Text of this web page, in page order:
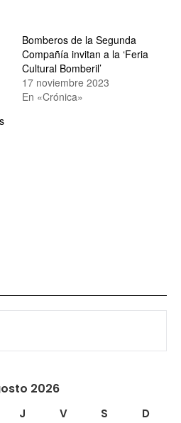
Bomberos de la Segunda
Compañía invitan a la ‘Feria
Cultural Bomberil’
17 noviembre 2023
En «Crónica»
2026
J V S
D